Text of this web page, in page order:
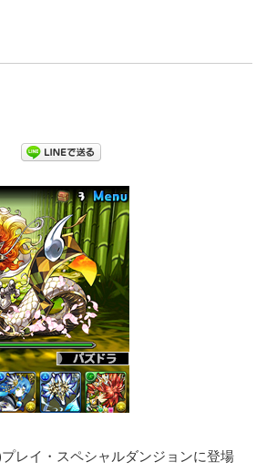
レイ・スペシャルダンジョンに登場